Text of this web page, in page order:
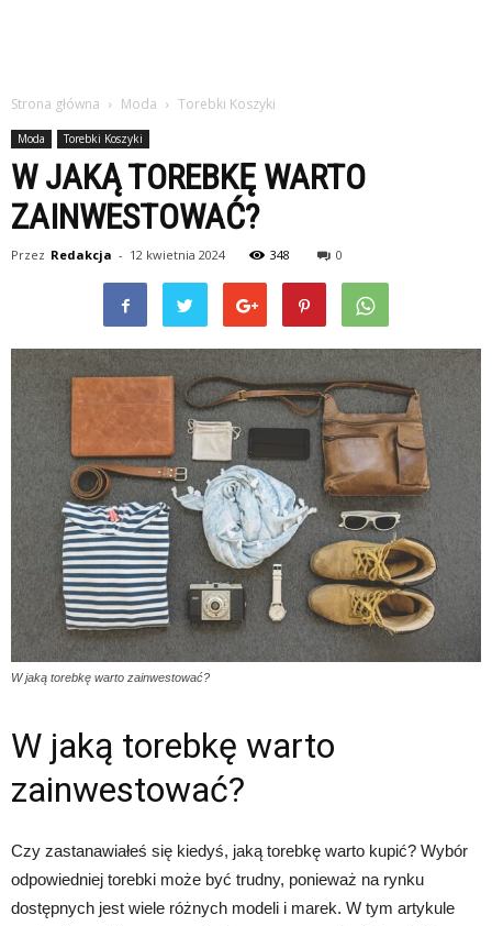
Strona główna Moda Torebki Koszyki
Moda Torebki Koszyki
W JAKĄ TOREBKĘ WARTO
ZAINWESTOWAĆ?
Przez Redakcja - 12 kwietnia 2024 348 0
W jaką torebkę warto zainwestować?
W jaką torebkę warto
zainwestować?
Czy zastanawiałeś się kiedyś, jaką torebkę warto kupić? Wybór
odpowiedniej torebki może być trudny, ponieważ na rynku
dostępnych jest wiele różnych modeli i marek. W tym artykule